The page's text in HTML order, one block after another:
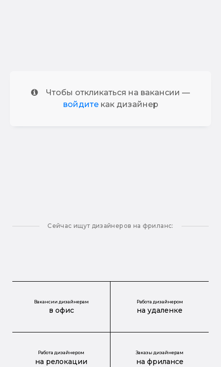
Чтобы откликаться на вакансии —
войдитекак дизайнер
Сейчас ищут дизайнеров на фриланс:
Вакансии дизайнерам
в офис
Работа дизайнером
на удаленке
Работа дизайнером
на релокации
Заказы дизайнерам
на фрилансе